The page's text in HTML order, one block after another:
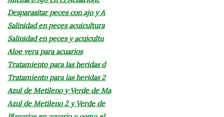
Desparasitar peces con ajo y A
Salinidad en peces acuicultura
Salinidad en peces y acuicultu
Aloe vera para acuarios
Tratamiento para las heridas d
Tratamiento para las heridas 2
Azul de Metileno y Verde de Ma
Azul de Metileno 2 y Verde de